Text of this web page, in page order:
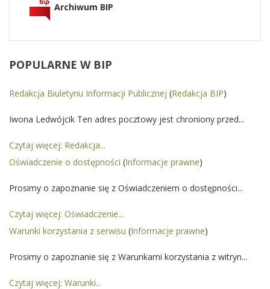
Archiwum BIP
POPULARNE W BIP
Redakcja Biuletynu Informacji Publicznej (Redakcja BIP)
Iwona Ledwójcik Ten adres pocztowy jest chroniony przed...
Czytaj więcej: Redakcja...
Oświadczenie o dostępności (Informacje prawne)
Prosimy o zapoznanie się z Oświadczeniem o dostępności...
Czytaj więcej: Oświadczenie...
Warunki korzystania z serwisu (Informacje prawne)
Prosimy o zapoznanie się z Warunkami korzystania z witryn...
Czytaj więcej: Warunki...